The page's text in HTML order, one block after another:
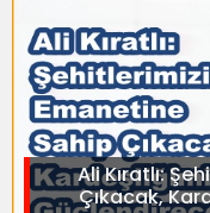
Ali Kıratlı:
Çıkacak,